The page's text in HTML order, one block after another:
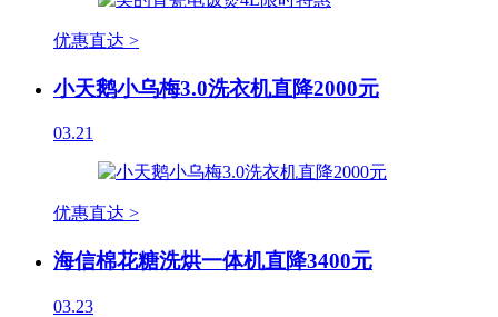
优惠直达 >
小天鹅小乌梅3.0洗衣机直降2000元
03.21
优惠直达 >
海信棉花糖洗烘一体机直降3400元
03.23